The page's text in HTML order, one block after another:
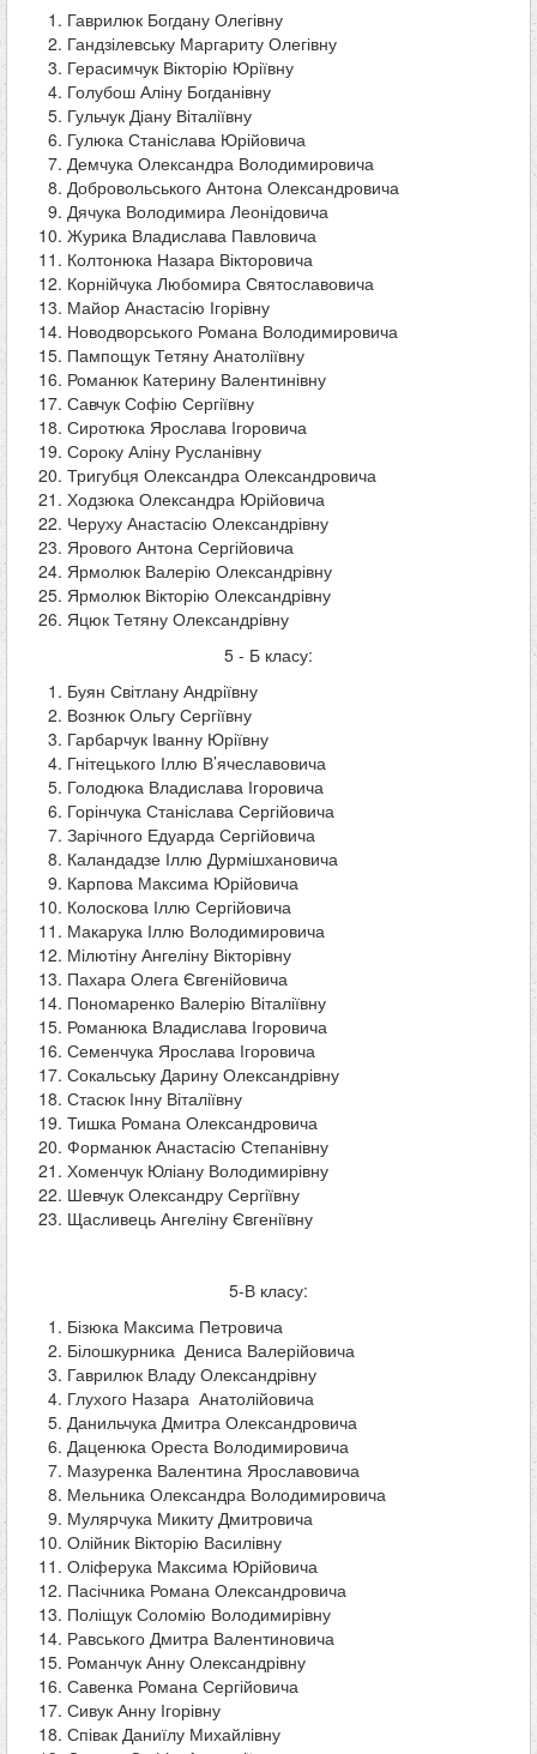
Гаврилюк Богдану Олегівну
Гандзілевську Маргариту Олегівну
Герасимчук Вікторію Юріївну
Голубош Аліну Богданівну
Гульчук Діану Віталіївну
Гулюка Станіслава Юрійовича
Демчука Олександра Володимировича
Добровольського Антона Олександровича
Дячука Володимира Леонідовича
Журика Владислава Павловича
Колтонюка Назара Вікторовича
Корнійчука Любомира Святославовича
Майор Анастасію Ігорівну
Новодворського Романа Володимировича
Пампощук Тетяну Анатоліївну
Романюк Катерину Валентинівну
Савчук Софію Сергіївну
Сиротюка Ярослава Ігоровича
Сороку Аліну Русланівну
Тригубця Олександра Олександровича
Ходзюка Олександра Юрійовича
Черуху Анастасію Олександрівну
Ярового Антона Сергійовича
Ярмолюк Валерію Олександрівну
Ярмолюк Вікторію Олександрівну
Яцюк Тетяну Олександрівну
5 - Б класу:
Буян Світлану Андріївну
Вознюк Ольгу Сергіївну
Гарбарчук Іванну Юріївну
Гнітецького Іллю В’ячеславовича
Голодюка Владислава Ігоровича
Горінчука Станіслава Сергійовича
Зарічного Едуарда Сергійовича
Каландадзе Іллю Дурмішхановича
Карпова Максима Юрійовича
Колоскова Іллю Сергійовича
Макарука Іллю Володимировича
Мілютіну Ангеліну Вікторівну
Пахара Олега Євгенійовича
Пономаренко Валерію Віталіївну
Романюка Владислава Ігоровича
Семенчука Ярослава Ігоровича
Сокальську Дарину Олександрівну
Стасюк Інну Віталіївну
Тишка Романа Олександровича
Форманюк Анастасію Степанівну
Хоменчук Юліану Володимирівну
Шевчук Олександру Сергіївну
Щасливець Ангеліну Євгеніївну
5-В класу:
Бізюка Максима Петровича
Білошкурника Дениса Валерійовича
Гаврилюк Владу Олександрівну
Глухого Назара Анатолійовича
Данильчука Дмитра Олександровича
Даценюка Ореста Володимировича
Мазуренка Валентина Ярославовича
Мельника Олександра Володимировича
Мулярчука Микиту Дмитровича
Олійник Вікторію Василівну
Оліферука Максима Юрійовича
Пасічника Романа Олександровича
Поліщук Соломію Володимирівну
Равського Дмитра Валентиновича
Романчук Анну Олександрівну
Савенка Романа Сергійовича
Сивук Анну Ігорівну
Співак Даниїлу Михайлівну